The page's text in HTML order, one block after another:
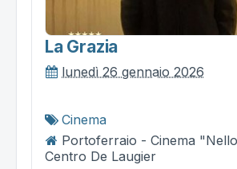
La Grazia
lunedì 26 gennaio 2026
Cinema
Portoferraio - Cinema
Centro De Laugier